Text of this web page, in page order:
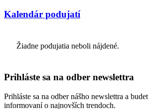
Kalendár podujatí
Žiadne podujatia neboli nájdené.
Prihláste sa na odber newslettra
Prihláste sa na odber nášho newslettra a
informovaní o najnovších trendoch.